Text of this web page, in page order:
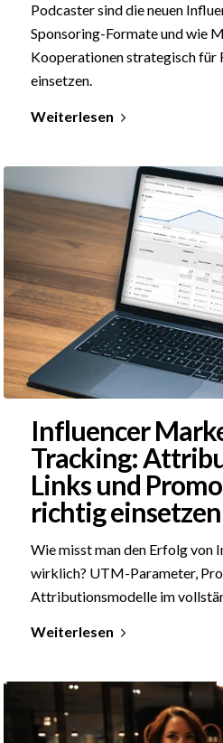
Podcaster sind die neuen
Sponsoring-Formate und wie
Kooperationen strategisch für
einsetzen.
Weiterlesen
Influencer
Tracking:
Links und
richtig einsetzen
Wie misst man den Erfolg von
wirklich? UTM-Parameter,
Attributionsmodelle im
Weiterlesen